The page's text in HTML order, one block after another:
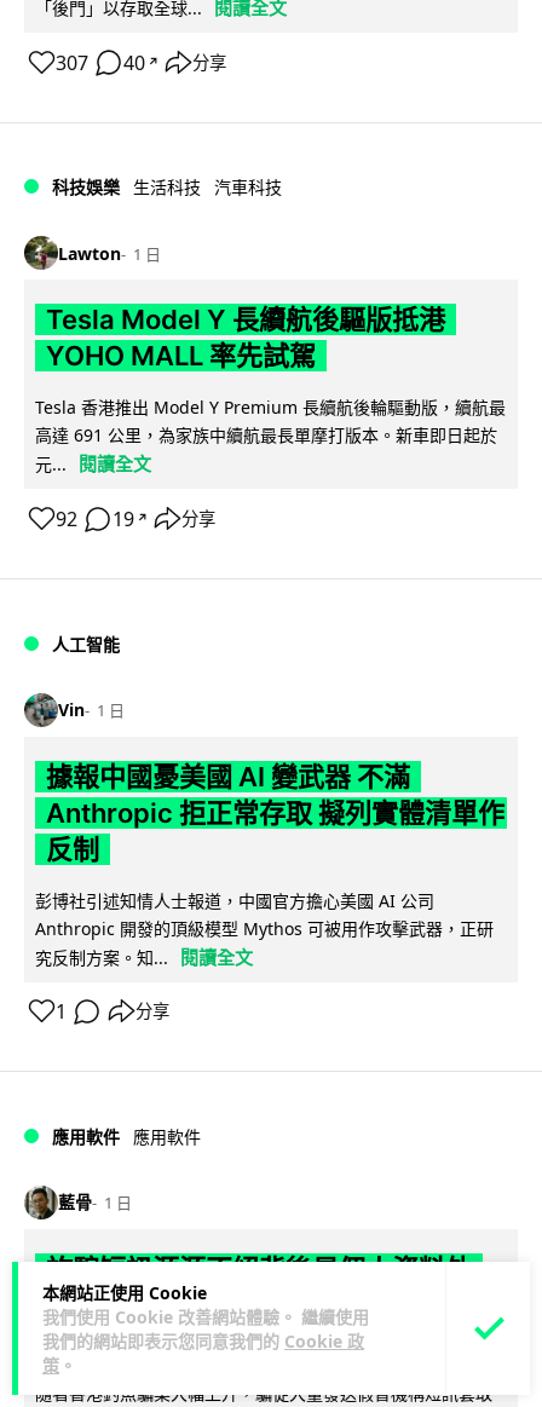
本網站正使用 Cookie
我們使用 Cookie 改善網站體驗。 繼續使用
我們的網站即表示您同意我們的 Cookie 政
策 。
「後門」以存取全球...
閱讀全文
307 40 ↗ 分享
科技娛樂 生活科技 汽車科技
Lawton 1 日
Tesla Model Y 長續航後驅版抵港
YOHO MALL 率先試駕
Tesla 香港推出 Model Y Premium 長續航後輪驅動版，續航最
高達 691 公里，為家族中續航最長單摩打版本。新車即日起於
元...
閱讀全文
92 19 ↗ 分享
人工智能
Vin 1 日
據報中國憂美國 AI 變武器 不滿
Anthropic 拒正常存取 擬列實體清單作
反制
彭博社引述知情人士報道，中國官方擔心美國 AI 公司
Anthropic 開發的頂級模型 Mythos 可被用作攻擊武器，正研
究反制方案。知...
閱讀全文
1 分享
應用軟件 應用軟件
藍骨 1 日
詐騙短訊源源不絕背後是個人資料外
洩 Surfshark Antiscam Hub 由源頭
減少數據曝光
隨著香港釣魚騙案大幅上升，騙徒大量發送假冒機構短訊套取